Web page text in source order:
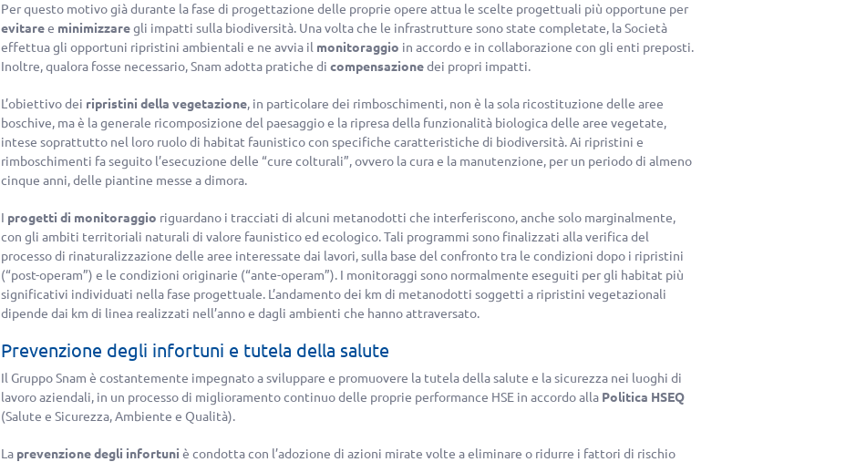
Per questo motivo già durante la fase di progettazione delle proprie opere attua le scelte progettuali più opportune per
evitaree minimizzaregli impatti sulla biodiversità. Una volta che le infrastrutture sono state completate, la Società
effettua gli opportuni ripristini ambientali e ne avvia il monitoraggio in accordo e in collaborazione con gli enti preposti.
Inoltre, qualora fosse necessario, Snam adotta pratiche di compensazionedei propri impatti.
L’obiettivo dei ripristini della vegetazione, in particolare dei rimboschimenti, non è la sola ricostituzione delle aree
boschive, ma è la generale ricomposizione del paesaggio e la ripresa della funzionalità biologica delle aree vegetate,
intese soprattutto nel loro ruolo di habitat faunistico con specifiche caratteristiche di biodiversità. Ai ripristini e
rimboschimenti fa seguito l’esecuzione delle “cure colturali”, ovvero la cura e la manutenzione, per un periodo di almeno
cinque anni, delle piantine messe a dimora.
I progetti di monitoraggio riguardano i tracciati di alcuni metanodotti che interferiscono, anche solo marginalmente,
con gli ambiti territoriali naturali di valore faunistico ed ecologico. Tali programmi sono finalizzati alla verifica del
processo di rinaturalizzazione delle aree interessate dai lavori, sulla base del confronto tra le condizioni dopo i ripristini
(“post-operam”) e le condizioni originarie (“ante-operam”). I monitoraggi sono normalmente eseguiti per gli habitat più
significativi individuati nella fase progettuale. L’andamento dei km di metanodotti soggetti a ripristini vegetazionali
dipende dai km di linea realizzati nell’anno e dagli ambienti che hanno attraversato.
Prevenzione degli infortuni e tutela della salute
Il Gruppo Snam è costantemente impegnato a sviluppare e promuovere la tutela della salute e la sicurezza nei luoghi di
lavoro aziendali, in un processo di miglioramento continuo delle proprie performance HSE in accordo alla Politica HSEQ
(Salute e Sicurezza, Ambiente e Qualità).
La prevenzione degli infortuni è condotta con l’adozione di azioni mirate volte a eliminare o ridurre i fattori di rischio